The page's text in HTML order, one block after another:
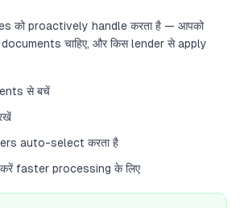
को proactively handle करता है — आपको
documents चाहिए, और किस lender से apply
से बचें
auto-select करता है
faster processing के लिए